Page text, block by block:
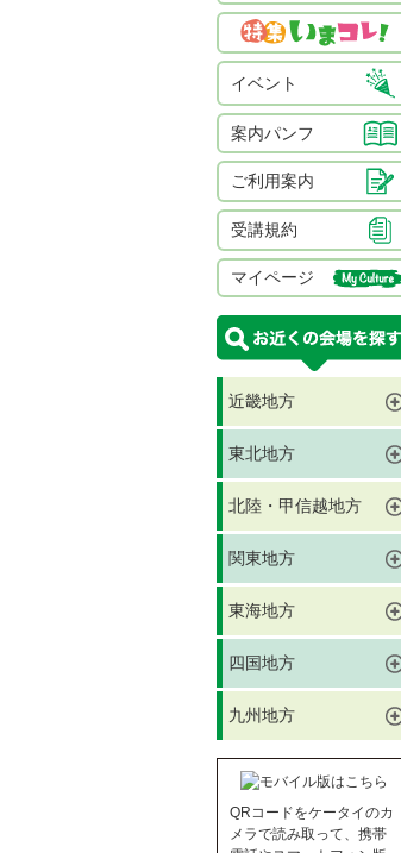
イベント
案内パンフ
ご利用案内
受講規約
マイページ
近畿地方
東北地方
北陸・甲信越地方
関東地方
東海地方
四国地方
九州地方
QRコードをケータイのカ
メラで読み取って、携帯